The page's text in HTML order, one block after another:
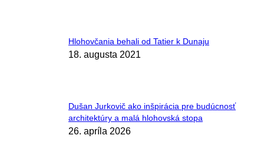
Hlohovčania behali od Tatier k Dunaju
18. augusta 2021
Dušan Jurkovič ako inšpirácia pre budúcnosť
architektúry a malá hlohovská stopa
26. apríla 2026